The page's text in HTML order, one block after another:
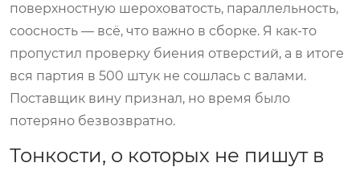
поверхностную шероховатость, параллельность,
соосность — всё, что важно в сборке. Я как-то
пропустил проверку биения отверстий, а в итоге
вся партия в 500 штук не сошлась с валами.
Поставщик вину признал, но время было
потеряно безвозвратно.
Тонкости, о которых не пишут в